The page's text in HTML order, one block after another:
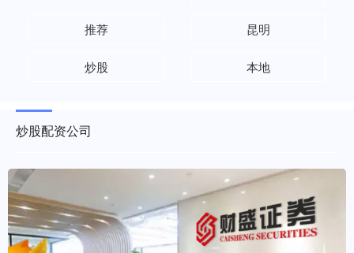
推荐 昆明
炒股 本地
炒股配资公司